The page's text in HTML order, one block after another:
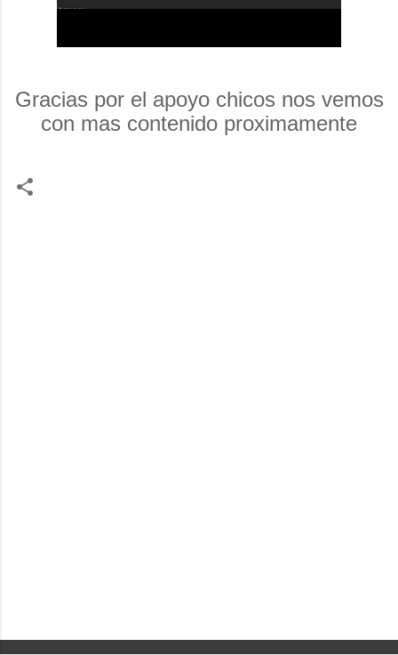
Gracias por el apoyo chicos nos vemos
con mas contenido proximamente